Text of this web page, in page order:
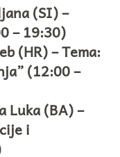
(SI) –
– 19:30)
(HR) – Tema:
(12:00 –
(BA) –
i